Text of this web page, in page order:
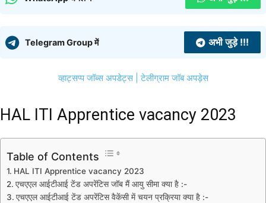
Telegram Group में अभी जुड़े !!!
व्हाट्सप्प जॉब्स अपडेट्स | टेलीग्राम जॉब अपड़ेस
HAL ITI Apprentice vacancy 2023
Table of Contents
HAL ITI Apprentice vacancy 2023
एचएएल आईटीआई टेंड अपरेंटिस जॉब मैं आयु सीमा क्या है :-
एचएएल आईटीआई टेंड अपरेंटिस वैकेंसी में चयन प्रक्रिया क्या है :-